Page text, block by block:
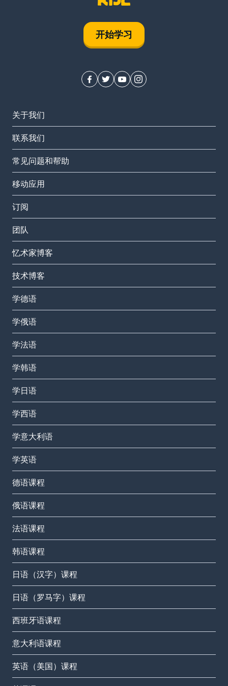
开始学习
关于我们
联系我们
常见问题和帮助
移动应用
订阅
团队
忆术家博客
技术博客
学德语
学俄语
学法语
学韩语
学日语
学西语
学意大利语
学英语
德语课程
俄语课程
法语课程
韩语课程
日语（汉字）课程
日语（罗马字）课程
西班牙语课程
意大利语课程
英语（美国）课程